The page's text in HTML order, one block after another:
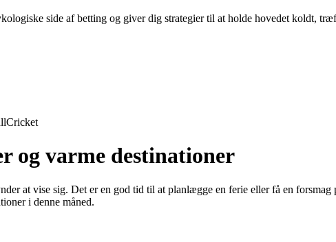
side af betting og giver dig strategier til at holde hovedet koldt,
Cricket
og varme destinationer
at vise sig. Det er en god tid til at planlægge en ferie eller få en
i denne måned.